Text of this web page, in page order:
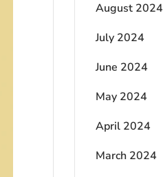
August 2024
July 2024
June 2024
May 2024
April 2024
March 2024